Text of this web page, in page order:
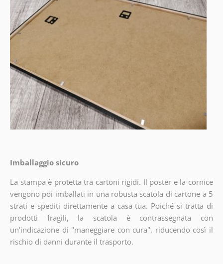
Imballaggio sicuro
La stampa è protetta tra cartoni rigidi. Il poster e la cornice
vengono poi imballati in una robusta scatola di cartone a 5
strati e spediti direttamente a casa tua. Poiché si tratta di
prodotti fragili, la scatola è contrassegnata con
un'indicazione di "maneggiare con cura", riducendo così il
rischio di danni durante il trasporto.